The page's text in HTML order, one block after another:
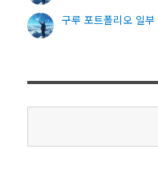
구루 포트폴리오 일